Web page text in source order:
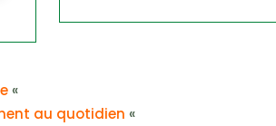
«
au quotidien «